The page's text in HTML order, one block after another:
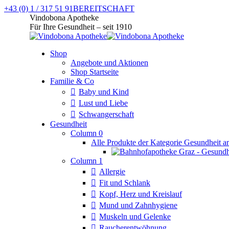
Zum
springen
+43 (0) 1 / 317 51 91BEREITSCHAFT
Facebook
InstagramVindobona Apotheke
Für Ihre Gesundheit – seit 1910
Shop
Angebote und Aktionen
Shop Startseite
Familie & Co
Baby und Kind
Lust und Liebe
Schwangerschaft
Gesundheit
Column 0
Alle Produkte der Kategorie Gesundheit
Column 1
Allergie
Fit und Schlank
Kopf, Herz und Kreislauf
Mund und Zahnhygiene
Muskeln und Gelenke